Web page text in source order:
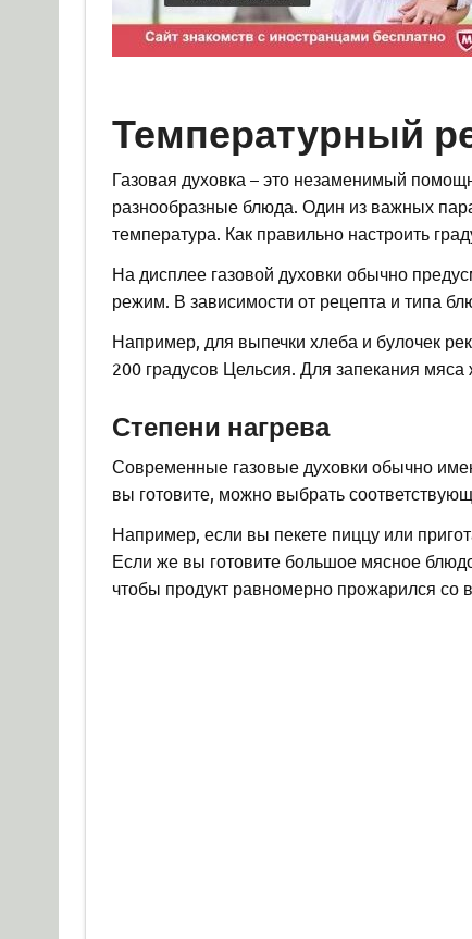
Температурный
Газовая духовка – это незаменимый
разнообразные блюда. Один из важных
температура. Как правильно настроить
На дисплее газовой духовки обычно
режим. В зависимости от рецепта и типа
Например, для выпечки хлеба и булочек
200 градусов Цельсия. Для запекания мяса
Степени нагрева
Современные газовые духовки обычно
вы готовите, можно выбрать
Например, если вы пекете пиццу или
Если же вы готовите большое мясное
чтобы продукт равномерно прожарился со